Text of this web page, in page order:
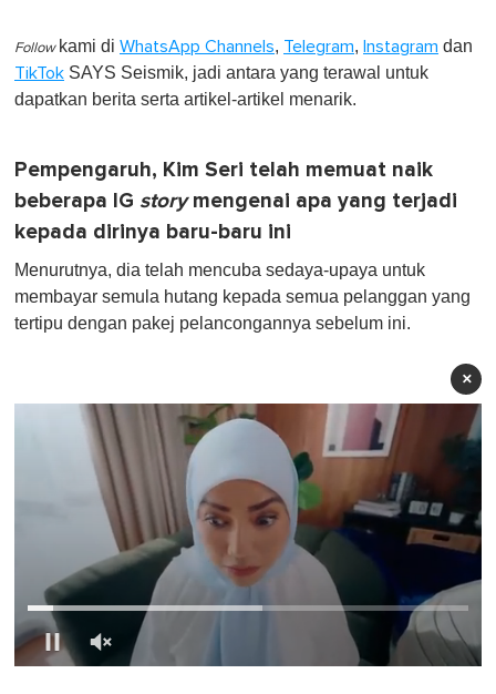
Follow kami di WhatsApp Channels, Telegram, Instagram dan
TikTok SAYS Seismik, jadi antara yang terawal untuk
dapatkan berita serta artikel-artikel menarik.
Pempengaruh, Kim Seri telah memuat naik
beberapa IG storymengenai apa yang terjadi
kepada dirinya baru-baru ini
Menurutnya, dia telah mencuba sedaya-upaya untuk
membayar semula hutang kepada semua pelanggan yang
tertipu dengan pakej pelancongannya sebelum ini.
×